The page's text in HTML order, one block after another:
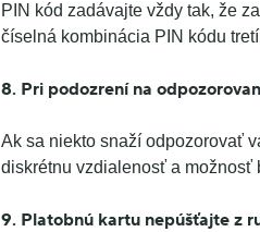
PIN kód zadávajte vždy tak, že
číselná kombinácia PIN kódu
8. Pri podozrení na
Ak sa niekto snaží odpozorovať
diskrétnu vzdialenosť a možnosť
9. Platobnú kartu nepúšťajte z